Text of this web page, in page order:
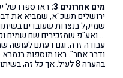
מים אחרונים 3:
ראו ספרו של
ירושלים תשכ"א, שמביא את
שמיקל בנצרות שעובדים
… ואע"פ שמזכירים שם שמים
עבודה זרה. וגם דעתם
ודבר אחר". ראו תוספות
בהערה 8 לעיל. אך כל זה, בשיתוף גוי, לא ישראל.